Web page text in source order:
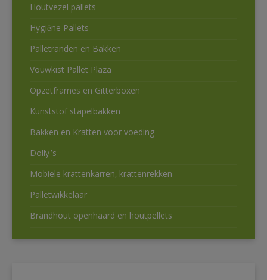
Houtvezel pallets
Hygiëne Pallets
Palletranden en Bakken
Vouwkist Pallet Plaza
Opzetframes en Gitterboxen
Kunststof stapelbakken
Bakken en Kratten voor voeding
Dolly’s
Mobiele krattenkarren, krattenrekken
Palletwikkelaar
Brandhout openhaard en houtpellets